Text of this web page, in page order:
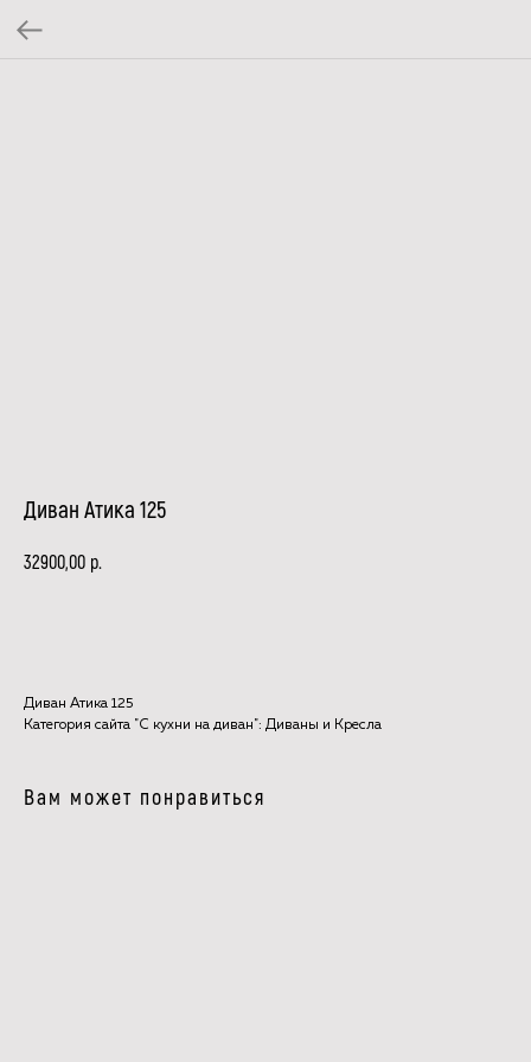
Диван Атика 125
32900,00 р.
Диван Атика 125
Категория сайта "С кухни на диван": Диваны и Кресла
Вам может понравиться